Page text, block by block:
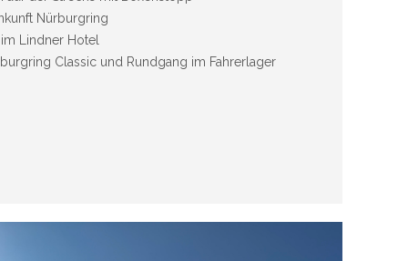
Nürburgring
Lindner Hotel
Classic und Rundgang im Fahrerlager